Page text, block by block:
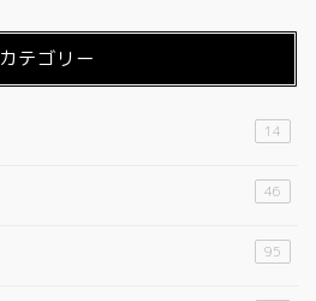
カテゴリー
14
46
95